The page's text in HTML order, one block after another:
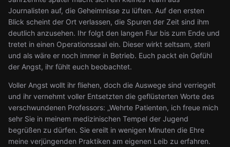
Journalisten auf, die Geheimnisse zu lüften. Auf den ersten
Blick scheint der Ort verlassen, die Spuren der Zeit sind ihm
deutlich anzusehen. Ihr folgt den langen Flur bis zum Ende und
tretet in einen Operationssaal ein. Dieser wirkt seltsam, steril
und als wäre er noch immer in Betrieb. Euch packt ein Gefühl
der Angst, ihr fühlt euch beobachtet.
Voller Angst wollt ihr fliehen, doch die Auswege sind verriegelt
und ihr vernehmt voller Entsetzten die geflüsterten Worte des
verschwundenen Professors: „Wehrte Patienten, ich freue mich
sehr Sie in meinem medizinischen Tempel der Jugend
begrüßen zu dürfen. Sie ereilt in wenigen Minuten die Ehre
meine verjüngenden Praktiken am eigenen Leib zu erfahren.